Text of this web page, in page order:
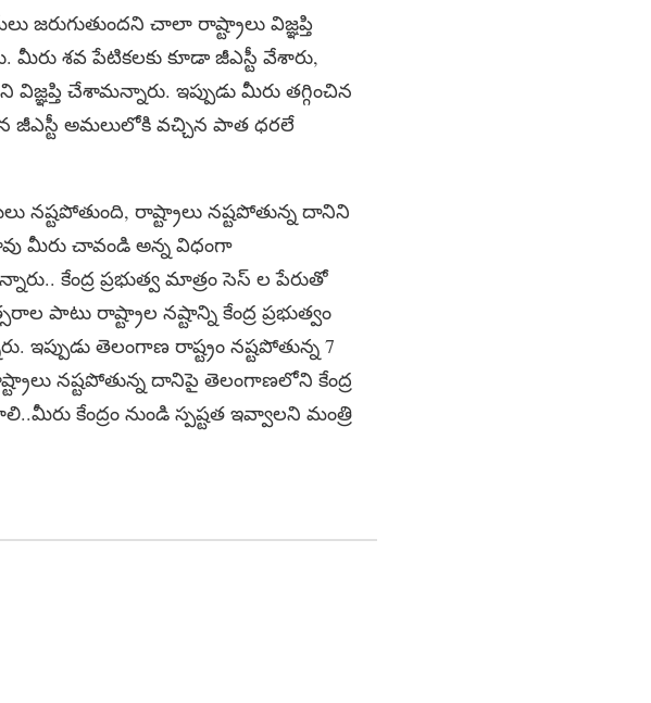
జరుగుతుందని చాలా రాష్ట్రాలు విజ్ఞప్తి
శవ పేటికలకు కూడా జీఎస్టీ వేశారు,
చేశామన్నారు. ఇప్పుడు మీరు తగ్గించిన
జీఎస్టీ అమలులోకి వచ్చిన పాత ధరలే
నష్టపోతుంది, రాష్ట్రాలు నష్టపోతున్న దానిని
చావు మీరు చావండి అన్న విధంగా
కేంద్ర ప్రభుత్వ మాత్రం సెస్ ల పేరుతో
పాటు రాష్ట్రాల నష్టాన్ని కేంద్ర ప్రభుత్వం
ఇప్పుడు తెలంగాణ రాష్ట్రం నష్టపోతున్న 7
నష్టపోతున్న దానిపై తెలంగాణలోని కేంద్ర
కేంద్రం నుండి స్పష్టత ఇవ్వాలని మంత్రి